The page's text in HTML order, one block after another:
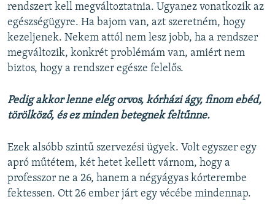
rendszert kell megváltoztatnia. Ugyanez vonatkozik az
egészségügyre. Ha bajom van, azt szeretném, hogy
kezeljenek. Nekem attól nem lesz jobb, ha a rendszer
megváltozik, konkrét problémám van, amiért nem
biztos, hogy a rendszer egésze felelős.
Pedig akkor lenne elég orvos, kórházi ágy, finom ebéd,
törölköző, és ez minden betegnek feltűnne.
Ezek alsóbb szintű szervezési ügyek. Volt egyszer egy
apró műtétem, két hetet kellett várnom, hogy a
professzor ne a 26, hanem a négyágyas kórterembe
fektessen. Ott 26 ember járt egy vécébe mindennap.